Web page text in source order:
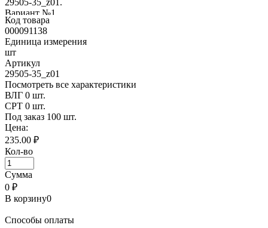
Код товара
000091138
Единица измерения
шт
Артикул
29505-35_z01
Посмотреть все характеристики
ВЛГ 0 шт.
СРТ 0 шт.
Под заказ 100 шт.
Цена:
235.00 ₽
Кол-во
Сумма
0 ₽
В корзину0
Способы оплаты